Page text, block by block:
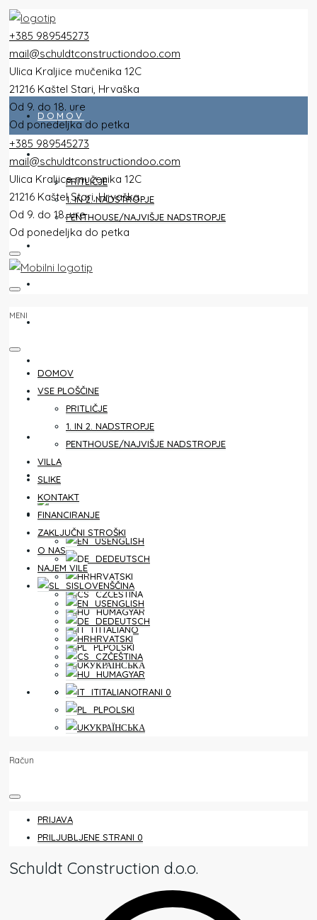
+385 989545273
mail@schuldtconstructiondoo.com
Ulica Kraljice mučenika 12C
21216 Kaštel Stari, Hrvaška
Od 9. do 18. ure
Od ponedeljka do petka
DOMOV
PRITLIČJE
1. IN 2. NADSTROPJE
PENTHOUSE/NAJVIŠJE NADSTROPJE
ZAKLJUČNI STROŠKI
NAJEM VILE
SLOVENŠČINA
ENGLISH
DEUTSCH
HRVATSKI
ČEŠTINA
MAGYAR
ITALIANO
POLSKI
УКРАЇНСЬКА
PRILJUBLJENE STRANI 0
+385 989545273
mail@schuldtconstructiondoo.com
Ulica Kraljice mučenika 12C
21216 Kaštel Stari, Hrvaška
Od 9. do 18. ure
Od ponedeljka do petka
MENI
DOMOV
VSE PLOŠČINE
PRITLIČJE
1. IN 2. NADSTROPJE
PENTHOUSE/NAJVIŠJE NADSTROPJE
VILLA
SLIKE
KONTAKT
FINANCIRANJE
ZAKLJUČNI STROŠKI
O NAS
NAJEM VILE
SLOVENŠČINA
ENGLISH
DEUTSCH
HRVATSKI
ČEŠTINA
MAGYAR
ITALIANO
POLSKI
УКРАЇНСЬКА
Račun
PRIJAVA
PRILJUBLJENE STRANI 0
Schuldt Construction d.o.o.